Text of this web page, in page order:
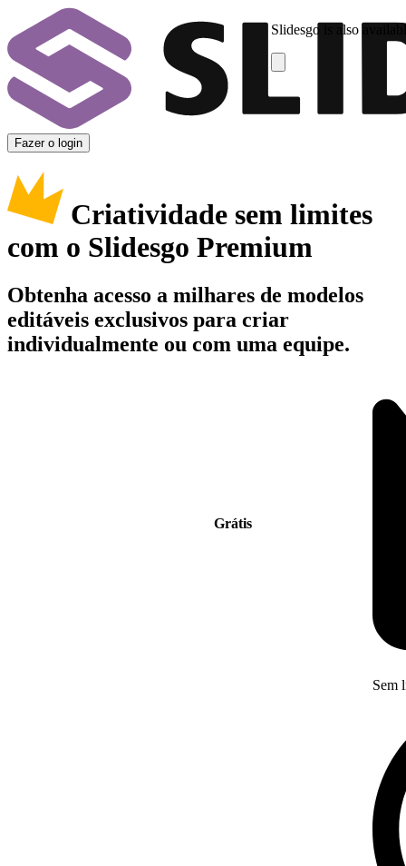
Slidesgo is also
Fazer o login
Criatividade sem limites
com o Slidesgo Premium
Obtenha acesso a milhares de modelos
editáveis exclusivos para criar
individualmente ou com uma equipe.
Grátis
Sem